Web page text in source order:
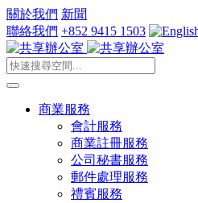
關於我們 新聞
聯絡我們 +852 9415 1503
商業服務
會計服務
商業註冊服務
公司秘書服務
郵件處理服務
禮賓服務